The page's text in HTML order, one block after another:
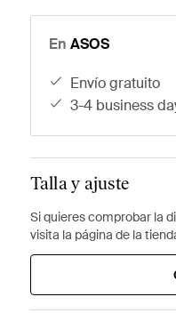
En ASOS
envío gratuito
3-4 business
Talla y ajuste
Si quieres comprobar la
visita la página de la